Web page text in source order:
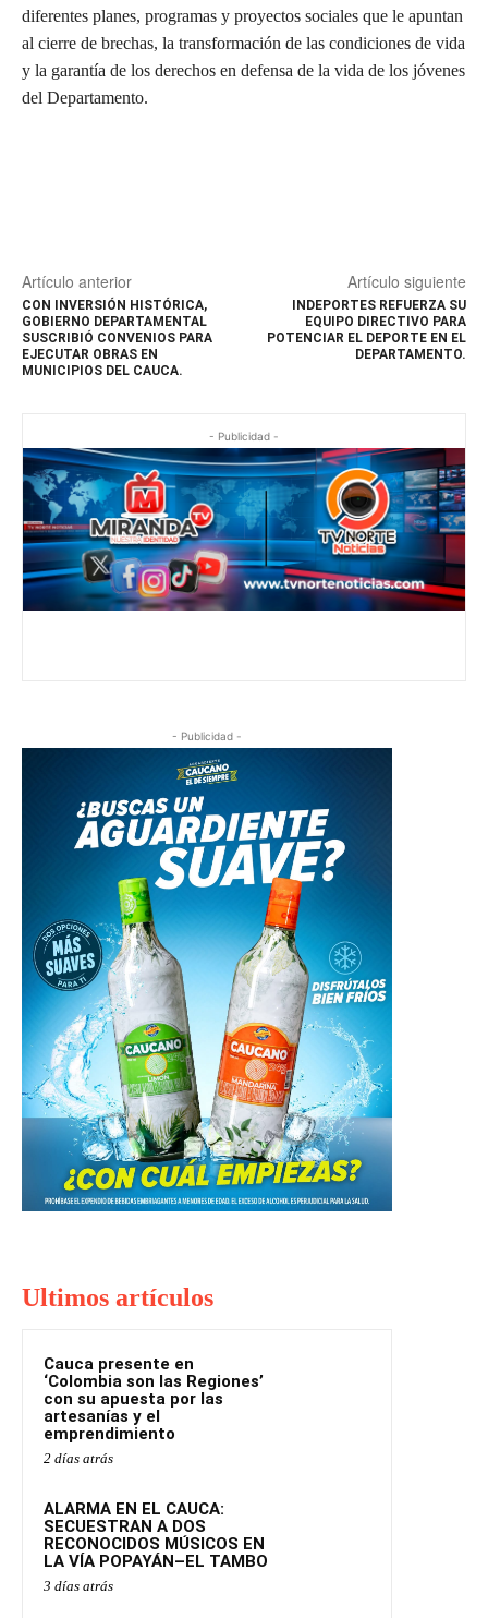
diferentes planes, programas y proyectos sociales que le apuntan
al cierre de brechas, la transformación de las condiciones de vida
y la garantía de los derechos en defensa de la vida de los jóvenes
del Departamento.
Artículo anterior
CON INVERSIÓN HISTÓRICA,
GOBIERNO DEPARTAMENTAL
SUSCRIBIÓ CONVENIOS PARA
EJECUTAR OBRAS EN
MUNICIPIOS DEL CAUCA.
Artículo siguiente
INDEPORTES REFUERZA SU
EQUIPO DIRECTIVO PARA
POTENCIAR EL DEPORTE EN EL
DEPARTAMENTO.
- Publicidad -
- Publicidad -
Ultimos artículos
Cauca presente en
‘Colombia son las Regiones’
con su apuesta por las
artesanías y el
emprendimiento
2 días atrás
ALARMA EN EL CAUCA:
SECUESTRAN A DOS
RECONOCIDOS MÚSICOS EN
LA VÍA POPAYÁN–EL TAMBO
3 días atrás